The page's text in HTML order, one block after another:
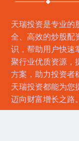
天瑞投资是专业的
全、高效的炒股配
识，帮助用户快速
聚行业优质资源，
方案，助力投资者
天瑞投资都能为您
迈向财富增长之路。